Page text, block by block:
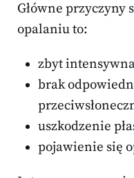
Główne przyczyny
opalaniu to:
zbyt intensywna
brak
uszkodzenie
pojawienie się